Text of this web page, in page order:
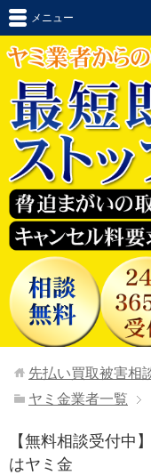
メニュー
先払い買取被害相
ヤミ金業者一覧
【無料相談受付中
はヤミ金